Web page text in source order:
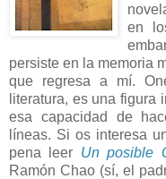
en
persiste en la memoria
que regresa a mí.
literatura, es una figura
esa capacidad de
líneas. Si os interesa
pena leer Un posible
Ramón Chao (sí, el